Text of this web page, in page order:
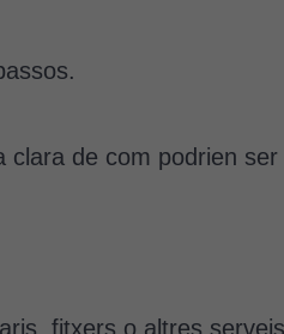
de com podrien
fitxers o altres
com